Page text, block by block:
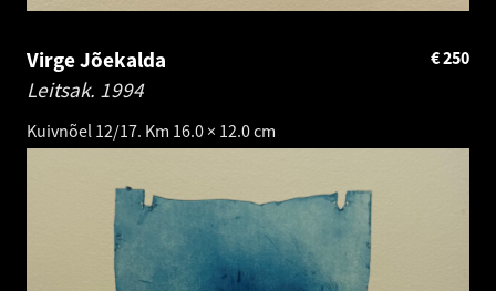
Virge Jõekalda
Leitsak. 1994
Kuivnõel 12/17. Km 16.0 × 12.0 cm
250
€